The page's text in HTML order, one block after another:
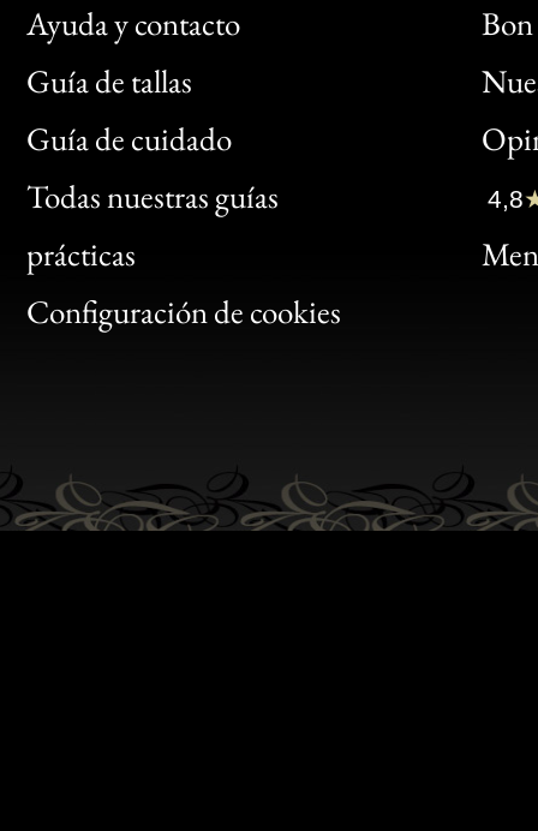
Ayuda y contacto
Guía de tallas
Guía de cuidado
Todas nuestras guías
prácticas
Configuración de cookies
Bon
Clic
Bon
4,8